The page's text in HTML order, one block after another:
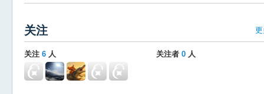
关注
关注 6 人 关注者 0 人